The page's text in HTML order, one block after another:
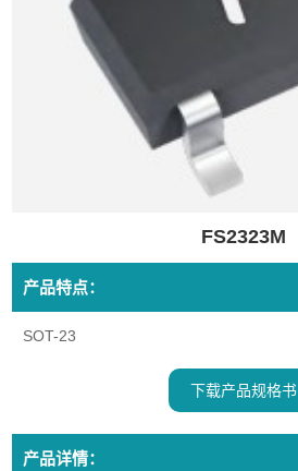
FS2323M
产品特点：
SOT-23
下载产品规格书
产品详情：